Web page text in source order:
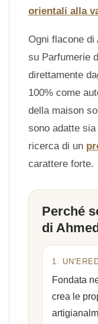
orientali alla
Ogni flacone di
su Parfumerie
direttamente
100% come
della maison
sono adatte
ricerca di un
carattere forte.
Perché
di
1.
Fondata
crea le